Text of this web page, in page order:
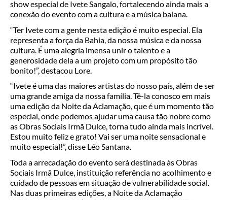
show especial de Ivete Sangalo, fortalecendo ainda mais a
conexão do evento com a cultura e a música baiana.
“Ter Ivete com a gente nesta edição é muito especial. Ela
representa a força da Bahia, da nossa música e da nossa
cultura. É uma alegria imensa unir o talento e a
generosidade dela a um projeto com um propósito tão
bonito!”, destacou Lore.
“Ivete é uma das maiores artistas do nosso país, além de ser
uma grande amiga da nossa família. Tê-la conosco em mais
uma edição da Noite da Aclamação, que é um momento tão
especial, onde podemos ajudar uma causa tão nobre como
as Obras Sociais Irmã Dulce, torna tudo ainda mais incrível.
Estou muito feliz e grato! Vai ser uma noite sensacional e
muito especial!”, disse Léo Santana.
Toda a arrecadação do evento será destinada às Obras
Sociais Irmã Dulce, instituição referência no acolhimento e
cuidado de pessoas em situação de vulnerabilidade social.
Nas duas primeiras edições, a Noite da Aclamação